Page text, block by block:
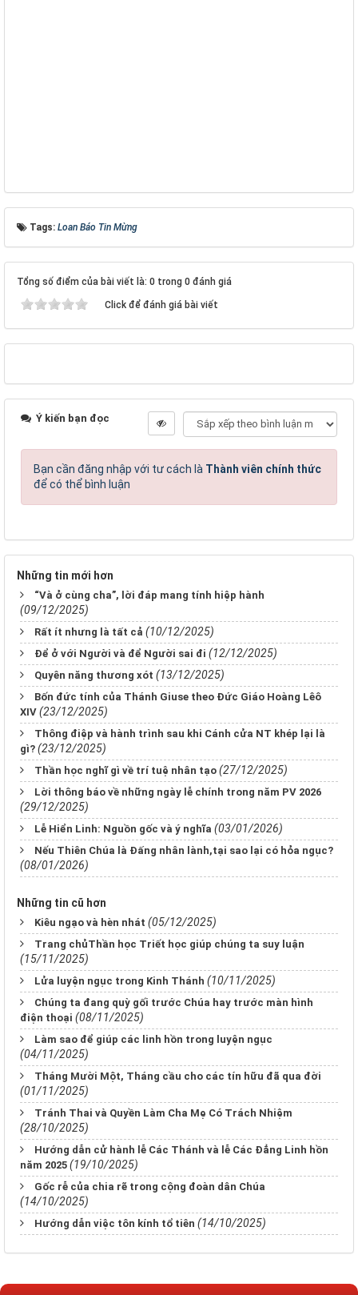
Tags: Loan Báo Tin Mừng
Tổng số điểm của bài viết là: 0 trong 0 đánh giá
Click để đánh giá bài viết
Ý kiến bạn đọc
Bạn cần đăng nhập với tư cách là Thành viên chính thức
để có thể bình luận
Những tin mới hơn
“Và ở cùng cha”, lời đáp mang tính hiệp hành
(09/12/2025)
Rất ít nhưng là tất cả (10/12/2025)
Để ở với Người và để Người sai đi (12/12/2025)
Quyên năng thương xót (13/12/2025)
Bốn đức tính của Thánh Giuse theo Đức Giáo Hoàng Lêô
XIV (23/12/2025)
Thông điệp và hành trình sau khi Cánh cửa NT khép lại là
gì? (23/12/2025)
Thần học nghĩ gì về trí tuệ nhân tạo (27/12/2025)
Lời thông báo về những ngày lễ chính trong năm PV 2026
(29/12/2025)
Lễ Hiển Linh: Nguồn gốc và ý nghĩa (03/01/2026)
Nếu Thiên Chúa là Đấng nhân lành,tại sao lại có hỏa ngục?
(08/01/2026)
Những tin cũ hơn
Kiêu ngạo và hèn nhát (05/12/2025)
Trang chủThần học Triết học giúp chúng ta suy luận
(15/11/2025)
Lửa luyện ngục trong Kinh Thánh (10/11/2025)
Chúng ta đang quỳ gối trước Chúa hay trước màn hình
điện thoại (08/11/2025)
Làm sao để giúp các linh hồn trong luyện ngục
(04/11/2025)
Tháng Mười Một, Tháng cầu cho các tín hữu đã qua đời
(01/11/2025)
Tránh Thai và Quyền Làm Cha Mẹ Có Trách Nhiệm
(28/10/2025)
Hướng dẫn cử hành lễ Các Thánh và lễ Các Đẳng Linh hồn
năm 2025 (19/10/2025)
Gốc rễ của chia rẽ trong cộng đoàn dân Chúa
(14/10/2025)
Hướng dẫn việc tôn kính tổ tiên (14/10/2025)